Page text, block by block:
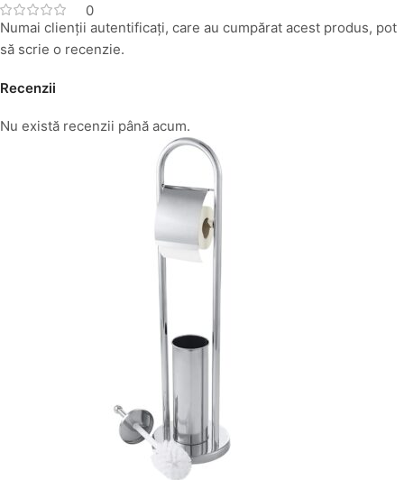
0
Recenzii
Nu există recenzii până acum.
Numai clienții autentificați, care au cumpărat acest produs, pot
să scrie o recenzie.